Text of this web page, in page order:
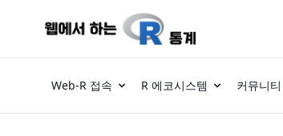
Web-R 접속 R 에코시스템 커뮤니티